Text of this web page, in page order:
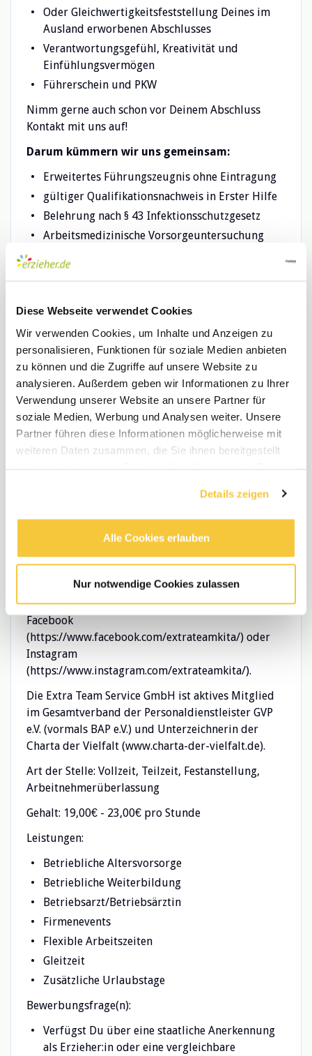
Diese Webseite verwendet Cookies
Wir verwenden Cookies, um Inhalte und Anzeigen zu
personalisieren, Funktionen für soziale Medien anbieten
zu können und die Zugriffe auf unsere Website zu
analysieren. Außerdem geben wir Informationen zu Ihrer
Verwendung unserer Website an unsere Partner für
soziale Medien, Werbung und Analysen weiter. Unsere
Partner führen diese Informationen möglicherweise mit
weiteren Daten zusammen, die Sie ihnen bereitgestellt
Details zeigen
Alle Cookies erlauben
Nur notwendige Cookies zulassen
Oder Gleichwertigkeitsfeststellung Deines im
Ausland erworbenen Abschlusses
Verantwortungsgefühl, Kreativität und
Einfühlungsvermögen
Führerschein und PKW
Nimm gerne auch schon vor Deinem Abschluss
Kontakt mit uns auf!
Darum kümmern wir uns gemeinsam:
Erweitertes Führungszeugnis ohne Eintragung
gültiger Qualifikationsnachweis in Erster Hilfe
Belehrung nach § 43 Infektionsschutzgesetz
Arbeitsmedizinische Vorsorgeuntersuchung
Wir sind fest davon überzeugt, dass Vielfalt unsere
Stärke ist. Daher heißen wir ausdrücklich
Bewerbungen von schwerbehinderten Personen
willkommen und bieten eine unterstützende und
inklusive Arbeitsumgebung.
Deine Ansprechpartnerin für Deine perfekte
Stelle als Erzieherin / Erzieher (m/w/d):
Extra Team Service GmbH
Telefon: (040) 32 32 44 - 0
WhatsApp: (0151) 159 143 04
Mehr Infos auf www.extra-team-kita.de, bei
Facebook
(https://www.facebook.com/extrateamkita/) oder
Instagram
(https://www.instagram.com/extrateamkita/).
Die Extra Team Service GmbH ist aktives Mitglied
im Gesamtverband der Personaldienstleister GVP
e.V. (vormals BAP e.V.) und Unterzeichnerin der
Charta der Vielfalt (www.charta-der-vielfalt.de).
Art der Stelle: Vollzeit, Teilzeit, Festanstellung,
Arbeitnehmerüberlassung
Gehalt: 19,00€ - 23,00€ pro Stunde
Leistungen:
Betriebliche Altersvorsorge
Betriebliche Weiterbildung
Betriebsarzt/Betriebsärztin
Firmenevents
Flexible Arbeitszeiten
Gleitzeit
Zusätzliche Urlaubstage
Bewerbungsfrage(n):
Verfügst Du über eine staatliche Anerkennung
als Erzieher:in oder eine vergleichbare